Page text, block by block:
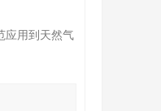
应用到天然气